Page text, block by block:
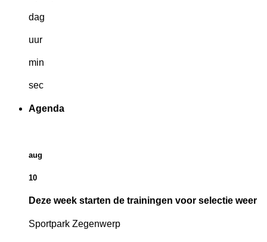
dag
uur
min
sec
Agenda
aug
10
Deze week starten de trainingen voor selectie weer
Sportpark Zegenwerp